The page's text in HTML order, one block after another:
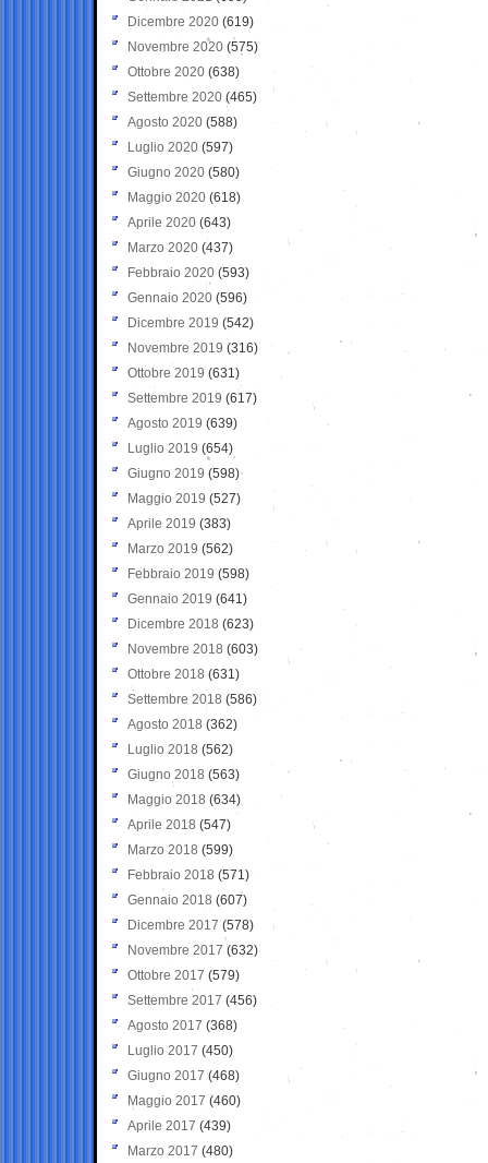
Dicembre 2020 (619)
Novembre 2020 (575)
Ottobre 2020 (638)
Settembre 2020(465)
Agosto 2020 (588)
Luglio 2020 (597)
Giugno 2020 (580)
Maggio 2020 (618)
Aprile 2020 (643)
Marzo 2020 (437)
Febbraio 2020 (593)
Gennaio 2020 (596)
Dicembre 2019 (542)
Novembre 2019 (316)
Ottobre 2019 (631)
Settembre 2019 (617)
Agosto 2019 (639)
Luglio 2019 (654)
Giugno 2019 (598)
Maggio 2019 (527)
Aprile 2019 (383)
Marzo 2019 (562)
Febbraio 2019 (598)
Gennaio 2019 (641)
Dicembre 2018 (623)
Novembre 2018 (603)
Ottobre 2018 (631)
Settembre 2018 (586)
Agosto 2018 (362)
Luglio 2018 (562)
Giugno 2018 (563)
Maggio 2018 (634)
Aprile 2018 (547)
Marzo 2018 (599)
Febbraio 2018 (571)
Gennaio 2018 (607)
Dicembre 2017 (578)
Novembre 2017 (632)
Ottobre 2017 (579)
Settembre 2017 (456)
Agosto 2017 (368)
Luglio 2017 (450)
Giugno 2017 (468)
Maggio 2017 (460)
Aprile 2017 (439)
Marzo 2017 (480)